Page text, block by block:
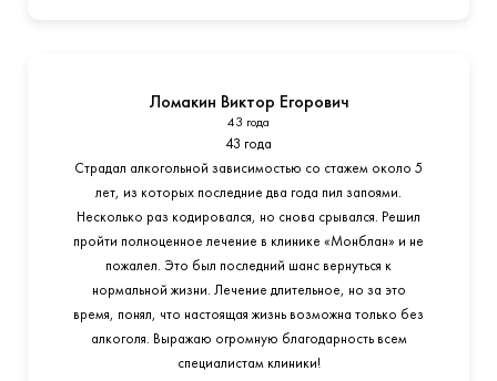
Ломакин Виктор Егорович
43 года
43 года
Страдал алкогольной зависимостью со стажем около 5
лет, из которых последние два года пил запоями.
Несколько раз кодировался, но снова срывался. Решил
пройти полноценное лечение в клинике «Монблан» и не
пожалел. Это был последний шанс вернуться к
нормальной жизни. Лечение длительное, но за это
время, понял, что настоящая жизнь возможна только без
алкоголя. Выражаю огромную благодарность всем
специалистам клиники!